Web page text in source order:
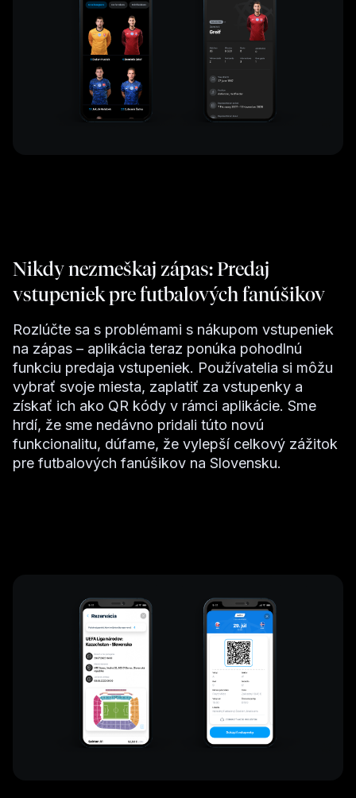
Nikdy nezmeškaj zápas: Predaj
vstupeniek pre futbalových fanúšikov
Rozlúčte sa s problémami s nákupom vstupeniek
na zápas – aplikácia teraz ponúka pohodlnú
funkciu predaja vstupeniek. Používatelia si môžu
vybrať svoje miesta, zaplatiť za vstupenky a
získať ich ako QR kódy v rámci aplikácie. Sme
hrdí, že sme nedávno pridali túto novú
funkcionalitu, dúfame, že vylepší celkový zážitok
pre futbalových fanúšikov na Slovensku.